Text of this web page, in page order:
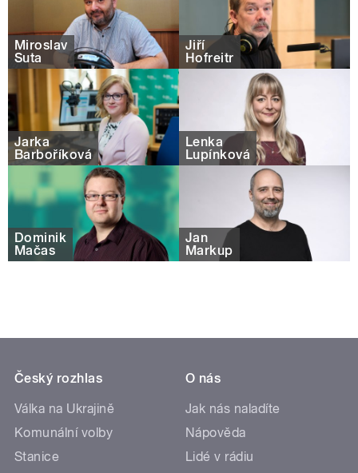
Miroslav
Šuta
Jiří
Hofreitr
Jarka
Barboříková
Lenka
Lupínková
Dominik
Mačas
Jan
Markup
Český rozhlas
Válka na Ukrajině
Komunální volby
Stanice
O nás
Jak nás naladíte
Nápověda
Lidé v rádiu